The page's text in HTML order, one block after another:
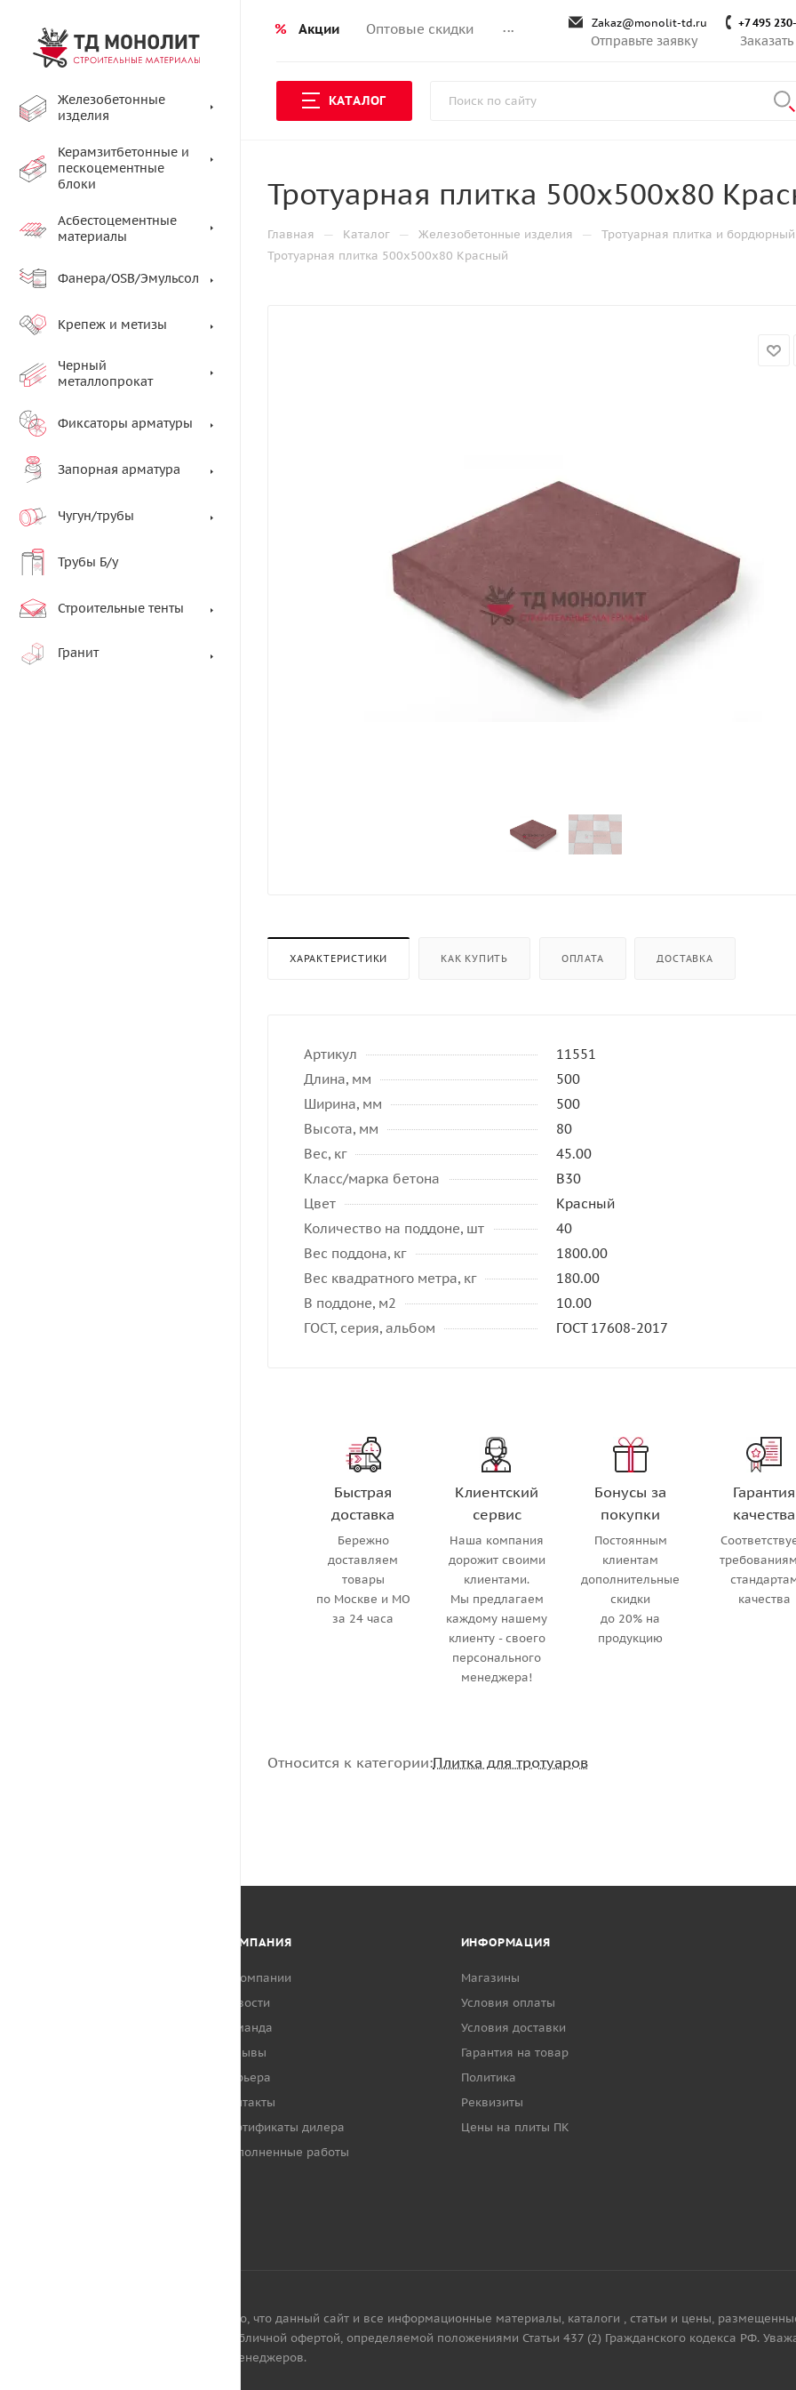
% Акции Оптовые скидки ... Zakaz@monolit-td.ru
Отправьте заявку
+7 495
КАТАЛОГ
Железобетонные
изделия
Керамзитбетонные и
пескоцементные
блоки
Асбестоцементные
материалы
Фанера/OSB/Эмульсол
Крепеж и метизы
Черный
металлопрокат
Фиксаторы арматуры
Запорная арматура
Чугун/трубы
Трубы Б/у
Строительные тенты
Гранит
Тротуарная плитка 500х500х80
Главная — Каталог — Железобетонные изделия — Тротуарная плитка и
Тротуарная плитка 500х500х80 Красный
ХАРАКТЕРИСТИКИ КАК КУПИТЬ ОПЛАТА ДОСТАВКА
Артикул
11551
Длина, мм
500
Ширина, мм
500
Высота, мм
80
Вес, кг
45.00
Класс/марка бетона
B30
Цвет
Красный
Количество на поддоне, шт
40
Вес поддона, кг
1800.00
Вес квадратного метра, кг
180.00
В поддоне, м2
10.00
ГОСТ, серия, альбом
ГОСТ 17608-2017
Быстрая
доставка
Бережно
доставляем
товары
по Москве и МО
за 24 часа
Клиентский
сервис
Наша компания
дорожит своими
клиентами.
Мы предлагаем
каждому нашему
клиенту - своего
персонального
менеджера!
Бонусы за
покупки
Постоянным
клиентам
дополнительные
скидки
до 20% на
продукцию
Гарантия
качества
качества
Относится к категории:Плитка для тротуаров
КОМПАНИЯ
О компании
Новости
Команда
Отзывы
Карьера
Контакты
Сертификаты дилера
Выполненные работы
ИНФОРМАЦИЯ
Магазины
Условия оплаты
Условия доставки
Гарантия на товар
Политика
Реквизиты
Цены на плиты ПК
Обращаем ваше внимание на то, что данный сайт и все информационные материалы, каталоги , статьи и цены,
каких условиях не является публичной офертой, определяемой положениями Статьи 437 (2) Гражданского кодекса РФ.
наличии товаров уточняйте у менеджеров.